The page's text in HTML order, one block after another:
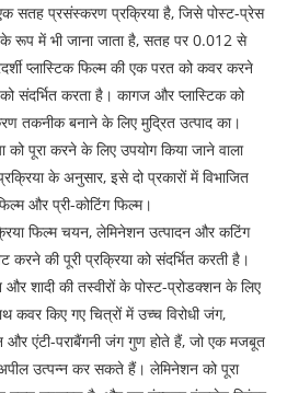
सतह प्रसंस्करण प्रक्रिया है, जिसे पोस्ट-प्रेस
रूप में भी जाना जाता है, सतह पर 0.012 से
प्लास्टिक फिल्म की एक परत को कवर करने
संदर्भित करता है। कागज और प्लास्टिक को
तकनीक बनाने के लिए मुद्रित उत्पाद का।
को पूरा करने के लिए उपयोग किया जाने वाला
के अनुसार, इसे दो प्रकारों में विभाजित
और प्री-कोटिंग फिल्म।
फिल्म चयन, लेमिनेशन उत्पादन और कटिंग
करने की पूरी प्रक्रिया को संदर्भित करती है।
शादी की तस्वीरों के पोस्ट-प्रोडक्शन के लिए
कवर किए गए चित्रों में उच्च विरोधी जंग,
और एंटी-पराबैंगनी जंग गुण होते हैं, जो एक मजबूत
उत्पन्न कर सकते हैं। लेमिनेशन को पूरा